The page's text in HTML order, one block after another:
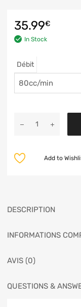
35.99€
In Stock
Débit
Add to
DESCRIPTION
INFORMATIONS
AVIS (0)
QUESTIONS &